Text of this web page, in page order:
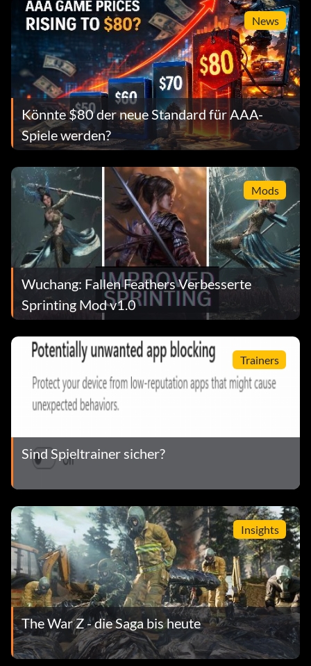
News
Könnte $80 der neue Standard für AAA-
Spiele werden?
Mods
Wuchang: Fallen Feathers Verbesserte
Sprinting Mod v1.0
Trainers
Sind Spieltrainer sicher?
Insights
The War Z - die Saga bis heute